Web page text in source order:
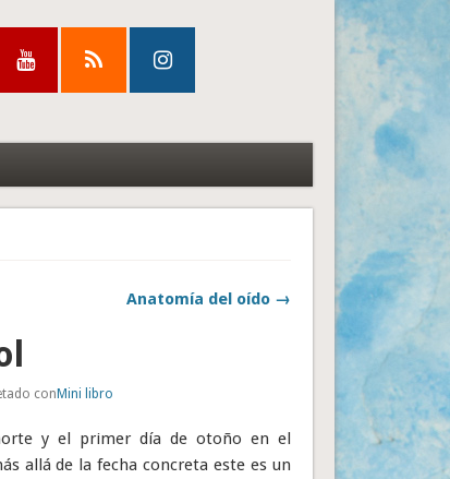
Anatomía del oído →
conMini libro
y el primer día de otoño en el
allá de la fecha concreta este es un